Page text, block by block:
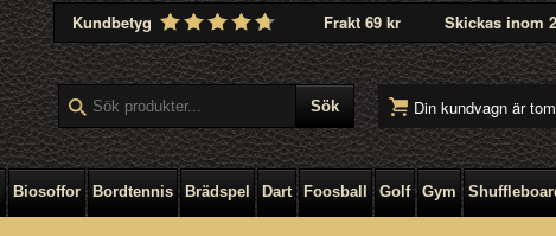
Kundbetyg Frakt 69 kr Skickas inom
Din kundvagn är tom
Biosoffor Bordtennis Brädspel Dart Foosball Golf Gym